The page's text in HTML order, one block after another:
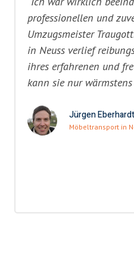
professionellen und
Umzugsmeister
in Neuss verlief
ihres erfahrenen und
kann sie nur
Jürgen Eberhardt
Möbeltransport in